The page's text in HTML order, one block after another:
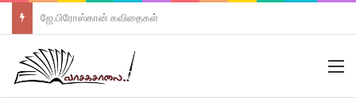
ஜே.பிரோஸ்கான் கவிதைகள்